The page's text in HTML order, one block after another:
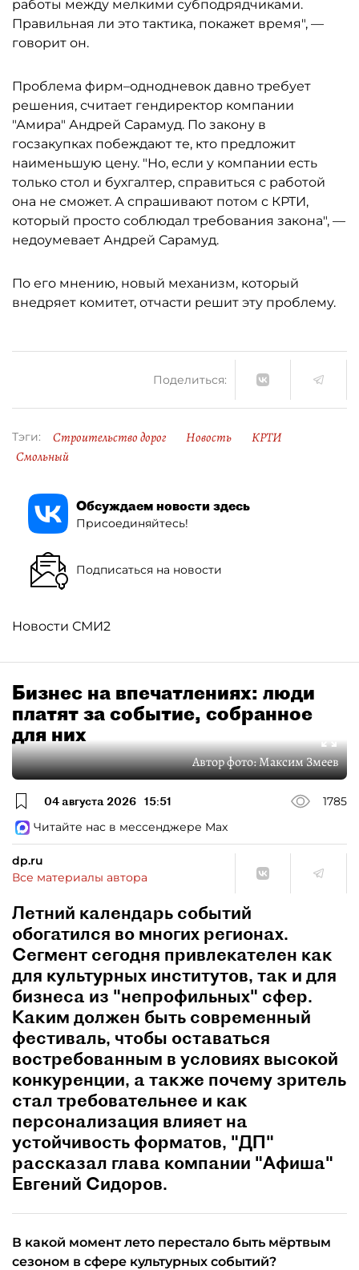
работы между мелкими субподрядчиками.
Правильная ли это тактика, покажет время", —
говорит он.
Проблема фирм–однодневок давно требует
решения, считает гендиректор компании
"Амира" Андрей Сарамуд. По закону в
госзакупках побеждают те, кто предложит
наименьшую цену. "Но, если у компании есть
только стол и бухгалтер, справиться с работой
она не сможет. А спрашивают потом с КРТИ,
который просто соблюдал требования закона", —
недоумевает Андрей Сарамуд.
По его мнению, новый механизм, который
внедряет комитет, отчасти решит эту проблему.
Поделиться:
Тэги: Строительство дорог Новость
КРТИ
Смольный
Обсуждаем новости здесь
Присоединяйтесь!
Подписаться на новости
Новости СМИ2
Бизнес на впечатлениях: люди
платят за событие, собранное
для них
Автор фото:Максим Змеев
04 августа 2026 15:51
1785
Читайте нас в мессенджере Max
dp.ru
Все материалы автора
Летний календарь событий
обогатился во многих регионах.
Сегмент сегодня привлекателен как
для культурных институтов, так и для
бизнеса из "непрофильных" сфер.
Каким должен быть современный
фестиваль, чтобы оставаться
востребованным в условиях высокой
конкуренции, а также почему зритель
стал требовательнее и как
персонализация влияет на
устойчивость форматов, "ДП"
рассказал глава компании "Афиша"
Евгений Сидоров.
В какой момент лето перестало быть мёртвым
сезоном в сфере культурных событий?